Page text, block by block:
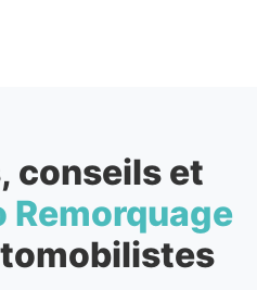
conseils et
Remorquage